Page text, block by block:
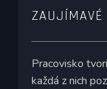
ZAUJÍMAVÉ
Pracovisko
každá z nich